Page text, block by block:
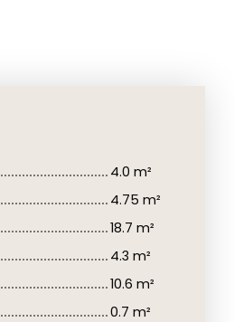
4.0 m²
4.75 m²
18.7 m²
4.3 m²
10.6 m²
0.7 m²